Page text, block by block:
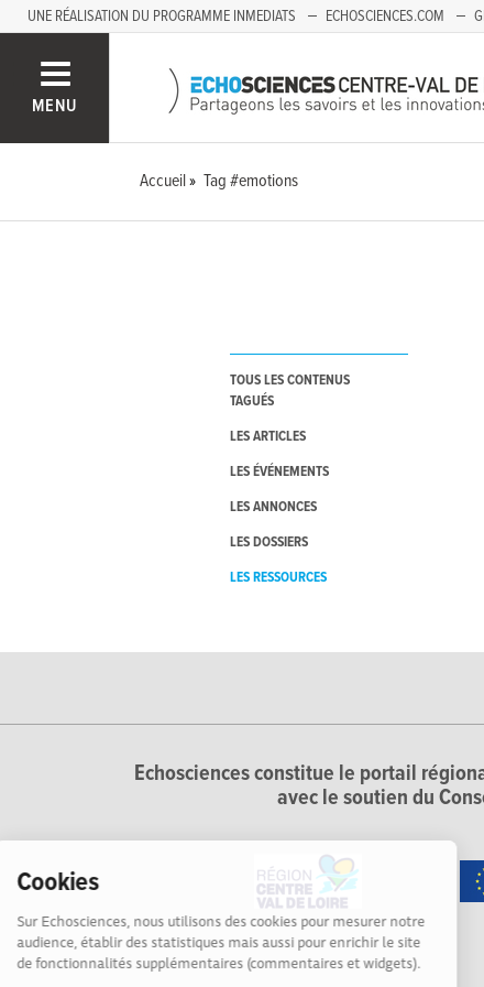
Cookies
Sur Echosciences, nous utilisons des cookies pour mesurer notre
audience, établir des statistiques mais aussi pour enrichir le site
de fonctionnalités supplémentaires (commentaires et widgets).
UNE RÉALISATION DU PROGRAMME INMEDIATS ECHOSCIENCES.COM
MENU
Accueil Tag #emotions
TOUS LES CONTENUS
TAGUÉS
LES ARTICLES
LES ÉVÉNEMENTS
LES ANNONCES
LES DOSSIERS
LES RESSOURCES
Echosciences constitue le portail
avec le soutien du